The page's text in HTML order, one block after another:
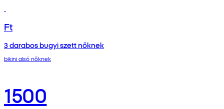
Ft
3 darabos bugyi szett nőknek
bikini alsó nőknek
1500